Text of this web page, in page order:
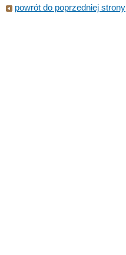
powrót do poprzedniej strony